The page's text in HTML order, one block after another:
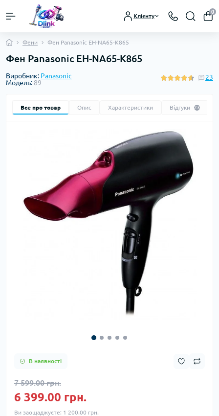
Клієнту
0
Фени Фен Panasonic EH-NA65-K865
Фен Panasonic EH-NA65-K865
Виробник: Panasonic
Модель: 89
23
Все про товар Опис Характеристики Відгуки 23
В наявності
7 599.00 грн.
6 399.00 грн.
Ви заощаджуєте: 1 200.00 грн.